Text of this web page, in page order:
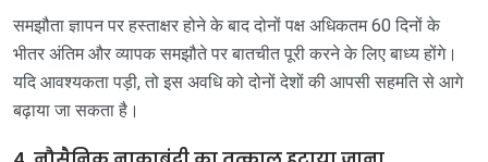
समझौता ज्ञापन पर हस्ताक्षर होने के बाद दोनों पक्ष अधिकतम 60 दिनों के
भीतर अंतिम और व्यापक समझौते पर बातचीत पूरी करने के लिए बाध्य होंगे।
यदि आवश्यकता पड़ी, तो इस अवधि को दोनों देशों की आपसी सहमति से आगे
बढ़ाया जा सकता है।